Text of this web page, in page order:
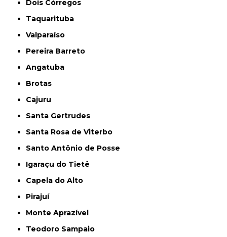
Dois Córregos
Taquarituba
Valparaíso
Pereira Barreto
Angatuba
Brotas
Cajuru
Santa Gertrudes
Santa Rosa de Viterbo
Santo Antônio de Posse
Igaraçu do Tietê
Capela do Alto
Pirajuí
Monte Aprazível
Teodoro Sampaio